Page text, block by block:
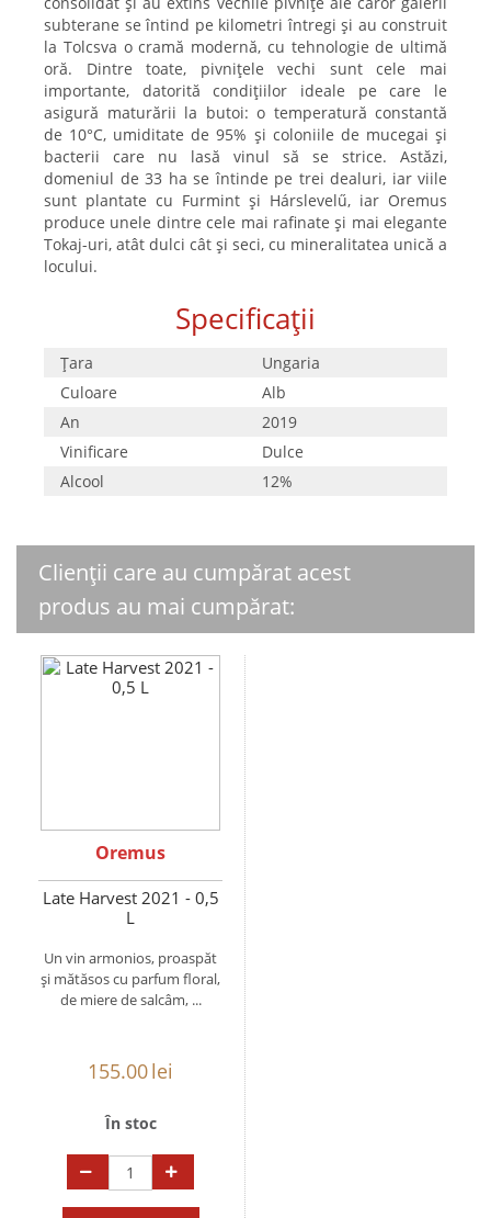
subterane se întind pe kilometri întregi și au construit
la Tolcsva o cramă modernă, cu tehnologie de ultimă
oră. Dintre toate, pivnițele vechi sunt cele mai
importante, datorită condițiilor ideale pe care le
asigură maturării la butoi: o temperatură constantă
de 10°C, umiditate de 95% și coloniile de mucegai și
bacterii care nu lasă vinul să se strice. Astăzi,
domeniul de 33 ha se întinde pe trei dealuri, iar viile
sunt plantate cu Furmint și Hárslevelű, iar Oremus
produce unele dintre cele mai rafinate și mai elegante
Tokaj-uri, atât dulci cât și seci, cu mineralitatea unică a
locului.
Specificații
Țara
Ungaria
Culoare
Alb
An
2019
Vinificare
Dulce
Alcool
12%
Clienții care au cumpărat acest
produs au mai cumpărat:
Oremus
Late Harvest 2021 - 0,5
L
Un vin armonios, proaspăt
și mătăsos cu parfum floral,
de miere de salcâm, ...
155.00lei
În stoc